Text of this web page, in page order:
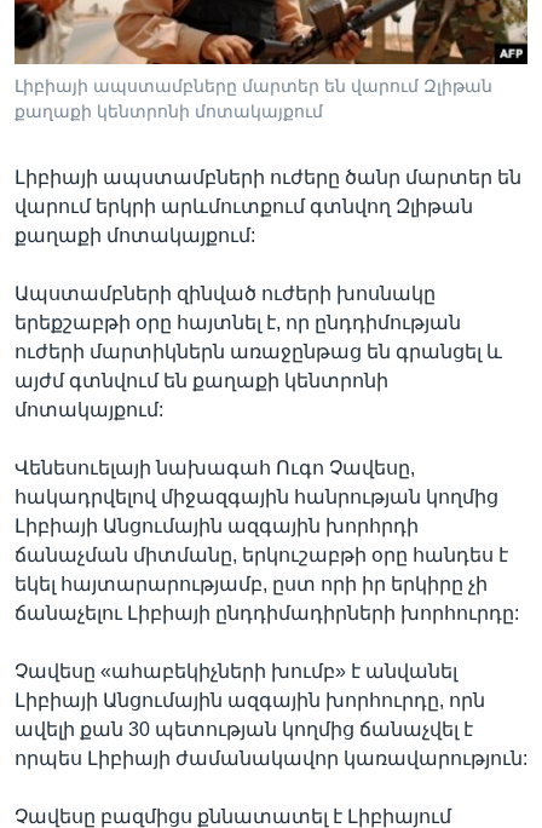
Լեզուներ
Լիբիայի ապստամբները մարտեր են վարում Զլիթան
քաղաքի կենտրոնի մոտակայքում
Լիբիայի ապստամբների ուժերը ծանր մարտեր են
վարում երկրի արևմուտքում գտնվող Զլիթան
քաղաքի մոտակայքում:
Ապստամբների զինված ուժերի խոսնակը
երեքշաբթի օրը հայտնել է, որ ընդդիմության
ուժերի մարտիկներն առաջընթաց են գրանցել և
այժմ գտնվում են քաղաքի կենտրոնի
մոտակայքում:
Վենեսուելայի նախագահ Ուգո Չավեսը,
հակադրվելով միջազգային հանրության կողմից
Լիբիայի Անցումային ազգային խորհրդի
ճանաչման միտմանը, երկուշաբթի օրը հանդես է
եկել հայտարարությամբ, ըստ որի իր երկիրը չի
ճանաչելու Լիբիայի ընդդիմադիրների խորհուրդը:
Չավեսը «ահաբեկիչների խումբ» է անվանել
Լիբիայի Անցումային ազգային խորհուրդը, որն
ավելի քան 30 պետության կողմից ճանաչվել է
որպես Լիբիայի ժամանակավոր կառավարություն:
Չավեսը բազմիցս քննատատել է Լիբիայում